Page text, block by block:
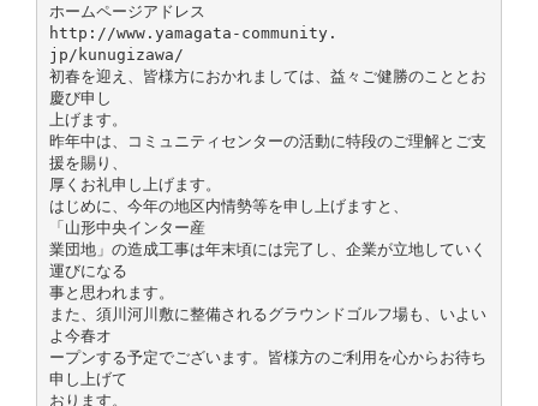
ホームページアドレス
http://www.yamagata-community.
jp/kunugizawa/
初春を迎え、皆様方におかれましては、益々ご健勝のこととお
慶び申し
上げます。
昨年中は、コミュニティセンターの活動に特段のご理解とご支
援を賜り、
厚くお礼申し上げます。
はじめに、今年の地区内情勢等を申し上げますと、
「山形中央インター産
業団地」の造成工事は年末頃には完了し、企業が立地していく
運びになる
事と思われます。
また、須川河川敷に整備されるグラウンドゴルフ場も、いよい
よ今春オ
ープンする予定でございます。皆様方のご利用を心からお待ち
申し上げて
おります。